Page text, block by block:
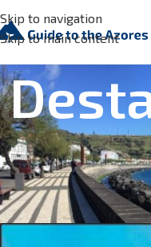
Skip to navigation
Skip to main content